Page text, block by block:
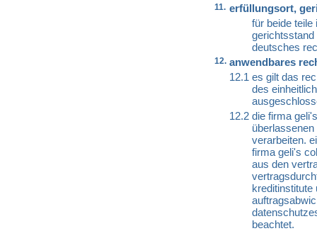
11. erfüllungsort,
für beide teile
gerichtsstand
deutsches
12. anwendbares
12.1 es gilt das
des
12.2 die firma
verarbeiten.
firma geli's
aus den
kreditinstitute
beachtet.